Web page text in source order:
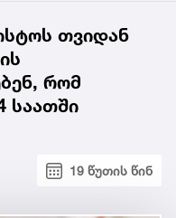
თვიდან
რომ
საათში
19 წუთის წინ